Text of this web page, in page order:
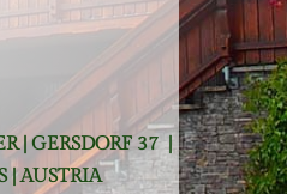
| GERSDORF 37 |
| AUSTRIA